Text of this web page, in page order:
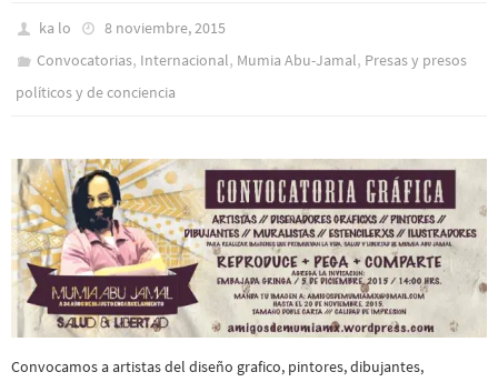
ka lo
8 noviembre, 2015
Convocatorias, Internacional, Mumia Abu-Jamal, Presas y presos
polí­ticos y de conciencia
Convocamos a artistas del diseño grafico, pintores, dibujantes,